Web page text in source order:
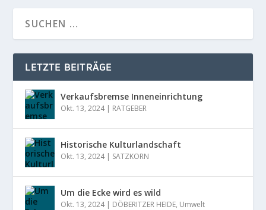
LETZTE BEITRÄGE
Verkaufsbremse Inneneinrichtung
Okt. 13, 2024| RATGEBER
Historische Kulturlandschaft
Okt. 13, 2024| SATZKORN
Um die Ecke wird es wild
Okt. 13, 2024| DÖBERITZER HEIDE, Umwelt